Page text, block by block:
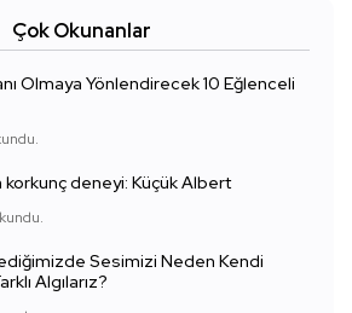
Çok Okunanlar
Olmaya Yönlendirecek 10 Eğlenceli
korkunç deneyi: Küçük Albert
Sesimizi Neden Kendi
Algılarız?